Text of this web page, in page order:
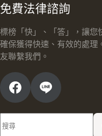
免費法律諮詢
標榜「快」、「答」，讓您
確保獲得快速、有效的處理
友聯繫我們。